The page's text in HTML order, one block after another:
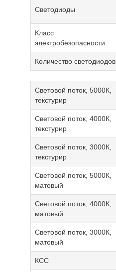
Светодиоды
Класс
электробезопасности
Количество светодиодов
Световой поток, 5000К,
текстурир
Световой поток, 4000К,
текстурир
Световой поток, 3000К,
текстурир
Световой поток, 5000К,
матовый
Световой поток, 4000К,
матовый
Световой поток, 3000К,
матовый
КСС